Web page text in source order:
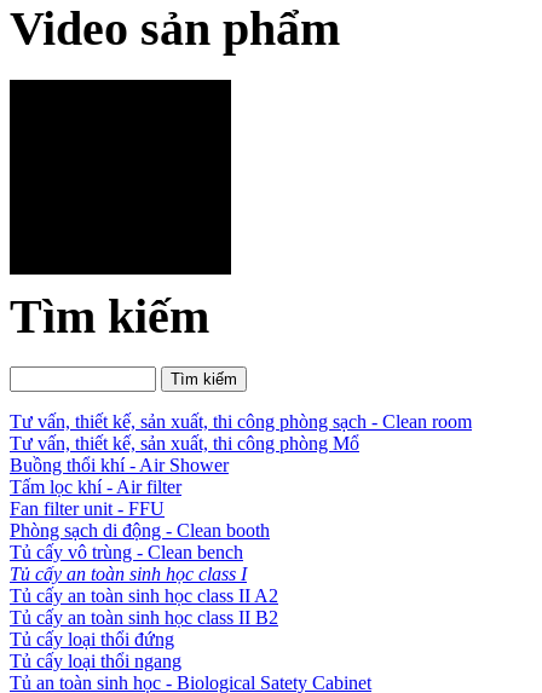
Video sản phẩm
Tìm kiếm
Tư vấn, thiết kế, sản xuất, thi công phòng sạch - Clean room
Tư vấn, thiết kế, sản xuất, thi công phòng Mổ
Buồng thổi khí - Air Shower
Tấm lọc khí - Air filter
Fan filter unit - FFU
Phòng sạch di động - Clean booth
Tủ cấy vô trùng - Clean bench
Tủ cấy an toàn sinh học class I
Tủ cấy an toàn sinh học class II A2
Tủ cấy an toàn sinh học class II B2
Tủ cấy loại thổi đứng
Tủ cấy loại thổi ngang
Tủ an toàn sinh học - Biological Satety Cabinet